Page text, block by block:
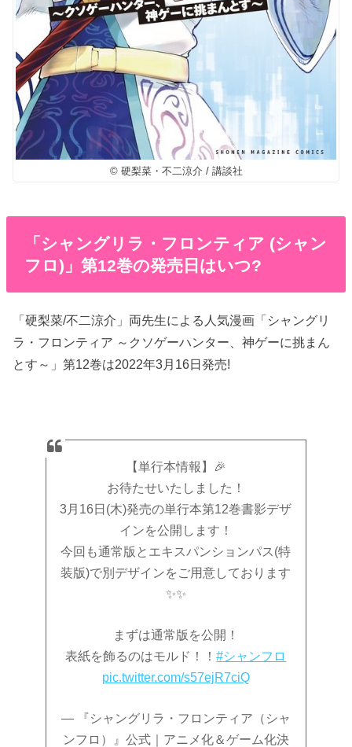
© 硬梨菜・不二涼介 / 講談社
「シャングリラ・フロンティア (シャン
フロ)」第12巻の発売日はいつ?
「硬梨菜/不二涼介」両先生による人気漫画「シャングリ
ラ・フロンティア ～クソゲーハンター、神ゲーに挑まん
とす～」第12巻は2022年3月16日発売!
【単行本情報】🎉
お待たせいたしました！
3月16日(木)発売の単行本第12巻書影デザ
インを公開します！
今回も通常版とエキスパンションパス(特
装版)で別デザインをご用意しております
✨✨
まずは通常版を公開！
表紙を飾るのはモルド！！#シャンフロ
pic.twitter.com/s57ejR7ciQ
— 『シャングリラ・フロンティア（シャ
ンフロ）』公式｜アニメ化＆ゲーム化決